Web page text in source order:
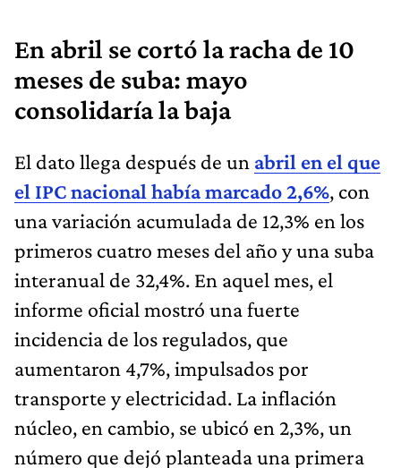
En abril se cortó la racha de 10
meses de suba: mayo
consolidaría la baja
El dato llega después de un abril en el que
el IPC nacional había marcado 2,6%, con
una variación acumulada de 12,3% en los
primeros cuatro meses del año y una suba
interanual de 32,4%. En aquel mes, el
informe oficial mostró una fuerte
incidencia de los regulados, que
aumentaron 4,7%, impulsados por
transporte y electricidad. La inflación
núcleo, en cambio, se ubicó en 2,3%, un
número que dejó planteada una primera